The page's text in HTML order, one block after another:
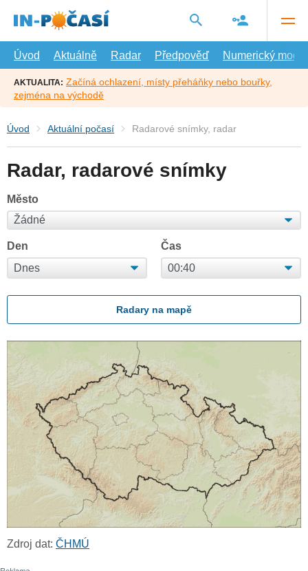
hlavní
Úvod
Aktuálně Radar Předpověď Numerický model
AKTUALITA: Začíná ochlazení, místy přeháňky nebo bouřky,
zejména na východě
Úvod Aktuální počasí Radarové snímky, radar
Radar, radarové snímky
Město
Den Čas
Radary na mapě
Zdroj dat: ČHMÚ